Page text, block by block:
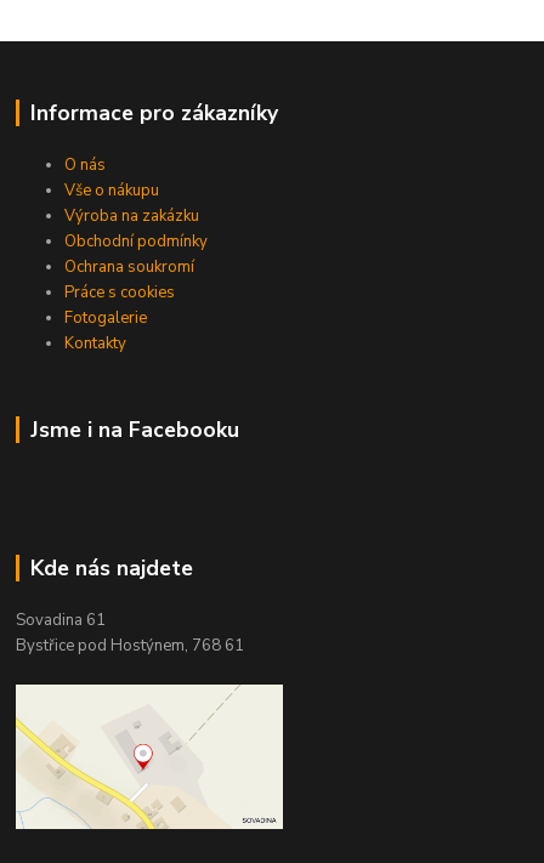
Informace pro zákazníky
O nás
Vše o nákupu
Výroba na zakázku
Obchodní podmínky
Ochrana soukromí
Práce s cookies
Fotogalerie
Kontakty
Jsme i na Facebooku
Kde nás najdete
Sovadina 61
Bystřice pod Hostýnem, 768 61